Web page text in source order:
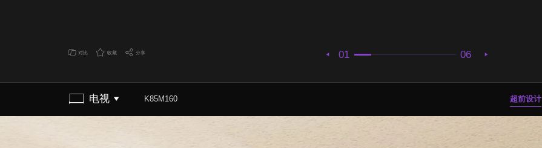
01 06
对比 收藏 分享
电视 K85M160 超前设计